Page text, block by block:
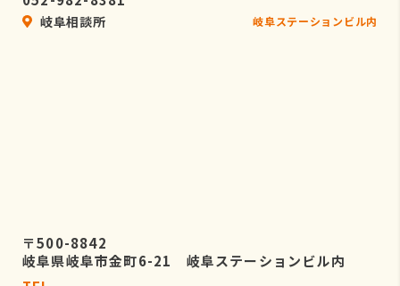
岐阜相談所 岐阜ステーションビル内
〒500-8842
岐阜県岐阜市金町6-21 岐阜ステーションビル内